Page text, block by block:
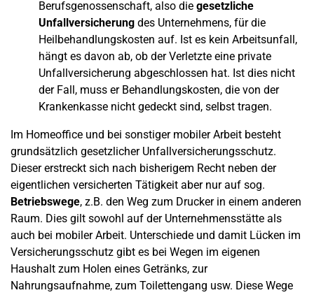
Berufsgenossenschaft, also die gesetzliche
Unfallversicherung des Unternehmens, für die
Heilbehandlungskosten auf. Ist es kein Arbeitsunfall,
hängt es davon ab, ob der Verletzte eine private
Unfallversicherung abgeschlossen hat. Ist dies nicht
der Fall, muss er Behandlungskosten, die von der
Krankenkasse nicht gedeckt sind, selbst tragen.
Im Homeoffice und bei sonstiger mobiler Arbeit besteht
grundsätzlich gesetzlicher Unfallversicherungsschutz.
Dieser erstreckt sich nach bisherigem Recht neben der
eigentlichen versicherten Tätigkeit aber nur auf sog.
Betriebswege, z.B. den Weg zum Drucker in einem anderen
Raum. Dies gilt sowohl auf der Unternehmensstätte als
auch bei mobiler Arbeit. Unterschiede und damit Lücken im
Versicherungsschutz gibt es bei Wegen im eigenen
Haushalt zum Holen eines Getränks, zur
Nahrungsaufnahme, zum Toilettengang usw. Diese Wege